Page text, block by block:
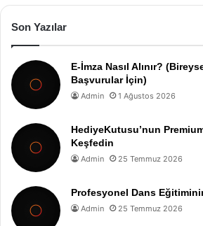
Son Yazılar
E-İmza Nasıl Alınır?
Başvurular İçin)
Admin 1 Ağustos 2026
HediyeKutusu’nun
Keşfedin
Admin 25 Temmuz 2026
Profesyonel Dans
Admin 25 Temmuz 2026